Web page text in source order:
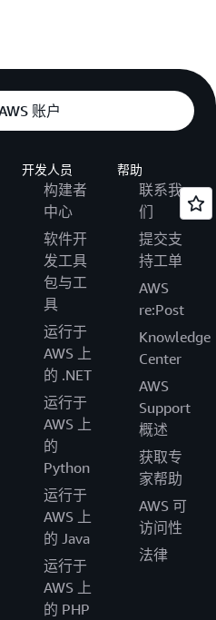
账户
开发人员
构建者
中心
软件开
发工具
包与工
具
运行于
AWS 上
的 .NET
运行于
AWS 上
的
Python
运行于
AWS 上
的 Java
运行于
AWS 上
的 PHP
帮助
联系我
们
提交支
持工单
AWS
re:Post
Knowledge
Center
AWS
Support
概述
获取专
家帮助
AWS 可
访问性
法律